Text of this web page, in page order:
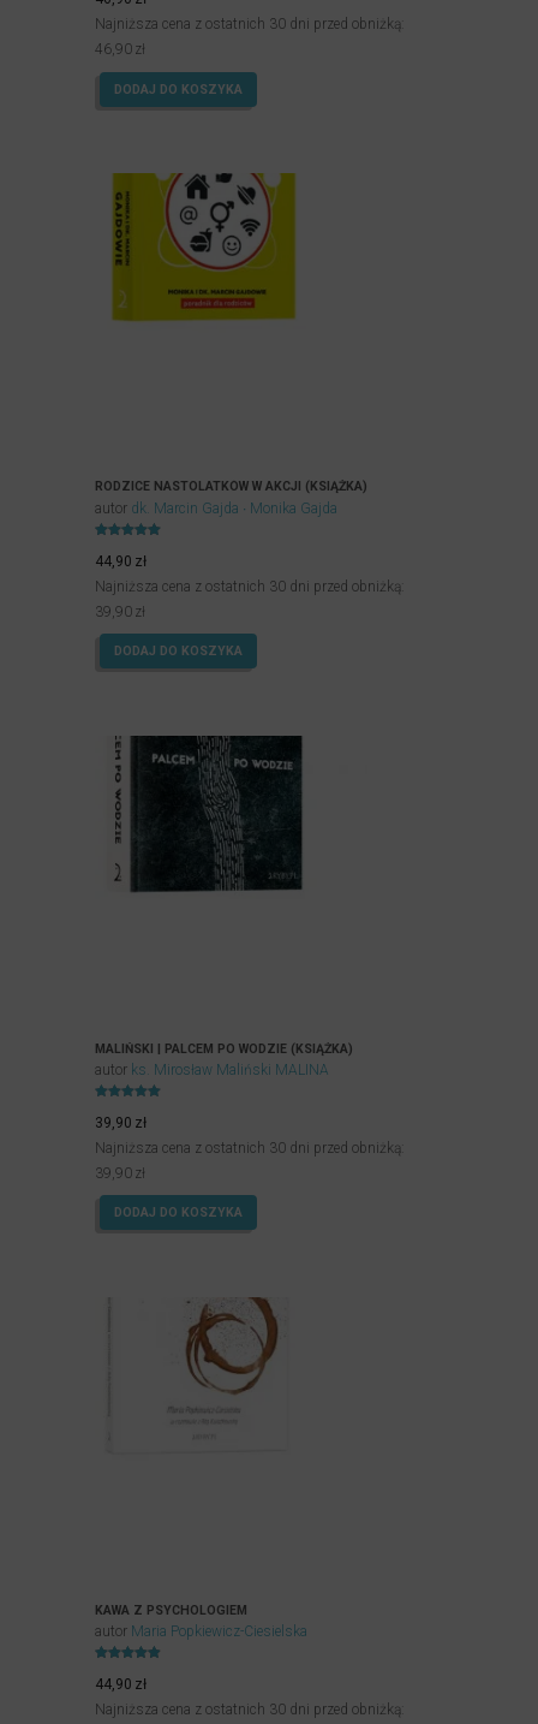
na 5.
Najniższa cena z ostatnich 30 dni przed obniżką:
46,90 zł
DODAJ DO KOSZYKA
RODZICE NASTOLATKÓW W AKCJI (KSIĄŻKA)
autor dk. Marcin Gajda Monika Gajda
5.00
na 5.
44,90 zł
Najniższa cena z ostatnich 30 dni przed obniżką:
39,90 zł
DODAJ DO KOSZYKA
MALIŃSKI | PALCEM PO WODZIE (KSIĄŻKA)
autor ks. Mirosław Maliński MALINA
5.00
na 5.
39,90 zł
Najniższa cena z ostatnich 30 dni przed obniżką:
39,90 zł
DODAJ DO KOSZYKA
KAWA Z PSYCHOLOGIEM
autor Maria Popkiewicz-Ciesielska
4.90
na 5.
44,90 zł
Najniższa cena z ostatnich 30 dni przed obniżką: